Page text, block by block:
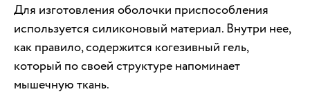
Для изготовления оболочки приспособления
используется силиконовый материал. Внутри нее,
как правило, содержится когезивный гель,
который по своей структуре напоминает
мышечную ткань.